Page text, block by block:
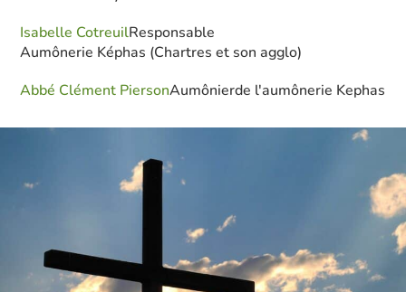
Isabelle CotreuilResponsable
Aumônerie Képhas (Chartres et son agglo)
Abbé Clément PiersonAumônierde l'aumônerie Kephas